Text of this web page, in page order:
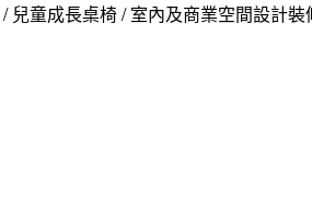
童成長桌椅 / 室內及商業空間設計